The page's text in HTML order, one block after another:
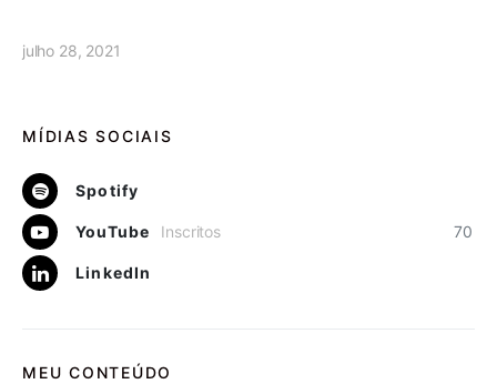
julho 28, 2021
MÍDIAS SOCIAIS
Spotify
YouTube 70
Inscritos
LinkedIn
MEU CONTEÚDO